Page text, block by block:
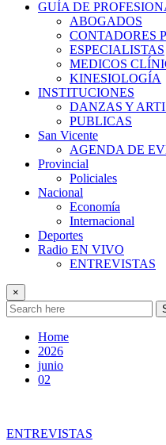
GUÍA DE
ABOGADOS
CONTADORES
ESPECIALISTAS
MEDICOS
KINESIOLOGÍA
INSTITUCIONES
DANZAS Y
PUBLICAS
San Vicente
AGENDA DE
Provincial
Policiales
Nacional
Economía
Internacional
Deportes
Radio EN VIVO
ENTREVISTAS
×
Home
2026
junio
02
ENTREVISTAS